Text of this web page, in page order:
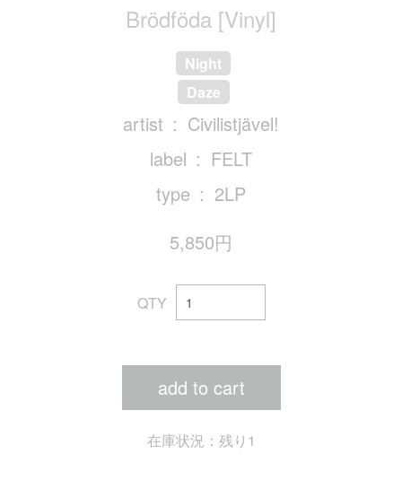
Br​ö​df​ö​da [Vinyl]
Night
Daze
artist
Civilistjävel!
label
FELT
type
2LP
5,850円
QTY
add to cart
在庫状況：残り1